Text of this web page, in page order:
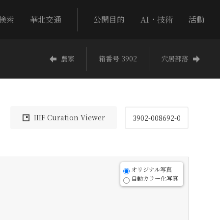
索 華北交通 公開目的 AI・技術 活動
農家 箱番号 3902 穴居部落
IIIF Curation Viewer 3902-008692-0
オリジナル写真
自動カラー化写真